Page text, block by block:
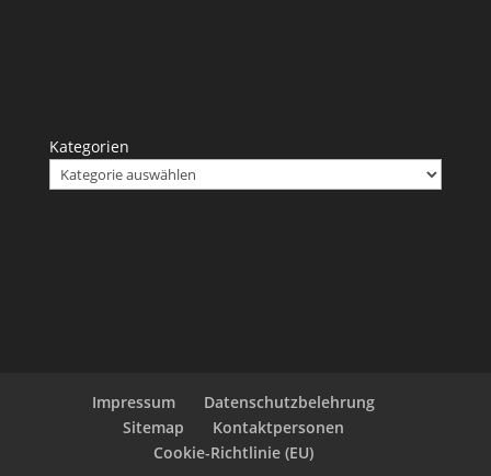
Kategorien
Impressum
Datenschutzbelehrung
Sitemap
Kontaktpersonen
Cookie-Richtlinie (EU)